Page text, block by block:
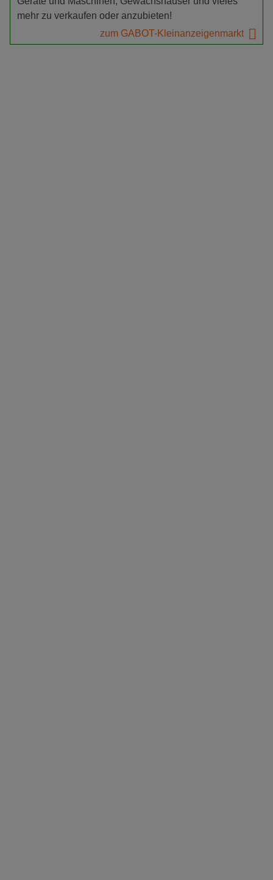
mehr zu verkaufen oder anzubieten!
zum GABOT-Kleinanzeigenmarkt